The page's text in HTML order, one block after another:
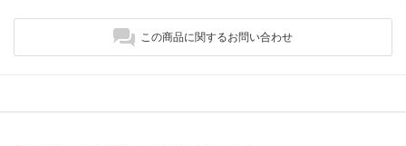
この商品に関するお問い合わせ